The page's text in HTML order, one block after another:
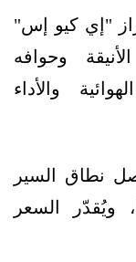
"إي كيو إس"
وحوافه
والأداء
حصانًا، ويصل نطاق السير
كيلومترًا، ويُقدّر السعر